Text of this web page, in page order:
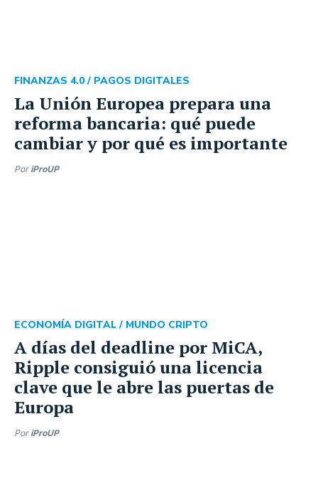
La Unión Europea prepara una
reforma bancaria: qué puede
cambiar y por qué es importante
FINANZAS 4.0 / PAGOS DIGITALES
Por iProUP
A días del deadline por MiCA,
Ripple consiguió una licencia
clave que le abre las puertas de
Europa
ECONOMÍA DIGITAL / MUNDO CRIPTO
Por iProUP